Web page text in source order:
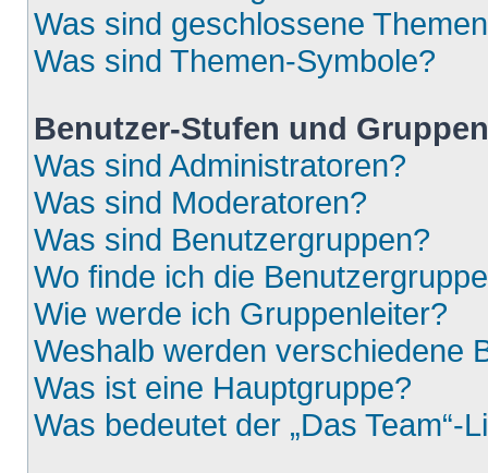
Was sind geschlossene
Was sind Themen-Symbole?
Benutzer-Stufen und Gruppen
Was sind Administratoren?
Was sind Moderatoren?
Was sind Benutzergruppen?
Wo finde ich die
Wie werde ich Gruppenleiter?
Weshalb werden verschiedene
Was ist eine Hauptgruppe?
Was bedeutet der „Das Team“-